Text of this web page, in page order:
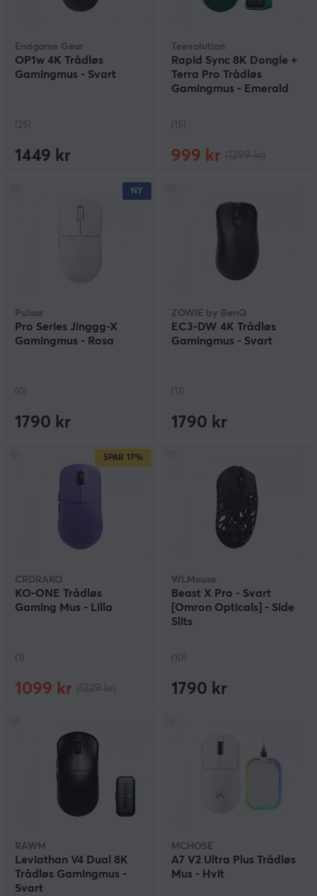
Endgame Gear
OP1w 4K Trådløs
Gamingmus - Svart
(25)
1449 kr
Teevolution
Rapid Sync 8K Dongle +
Terra Pro Trådløs
Gamingmus - Emerald
(15)
999 kr
NY
Pulsar
Pro Series Jinggg-X
Gamingmus - Rosa
(0)
1790 kr
ZOWIE by BenQ
EC3-DW 4K Trådløs
Gamingmus - Svart
(11)
1790 kr
SPAR 17%
CRDRAKO
KO-ONE Trådløs
Gaming Mus - Lilla
(1)
1099 kr
WLMouse
Beast X Pro - Svart
[Omron Opticals] - Side
Slits
(10)
1790 kr
RAWM
Leviathan V4 Dual 8K
Trådløs Gamingmus -
Svart
MCHOSE
A7 V2 Ultra Plus Trådløs
Mus - Hvit